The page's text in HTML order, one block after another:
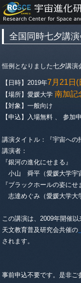
全国同時七夕講
恒例となりました七夕講演
【日時】2019年7月21日(
【場所】愛媛大学南加記
【対象】一般向け
【申込】入場無料 、 参加
講演タイトル：『宇宙への
講演者：
『銀河の進化にせまる』
小山 舜平（愛媛大学宇
『ブラックホールの姿にせ
志達めぐみ（愛媛大学大
この講演は、2009年開催
天文教育普及研究会共催の
されます。
事前申込不要です。是非ご